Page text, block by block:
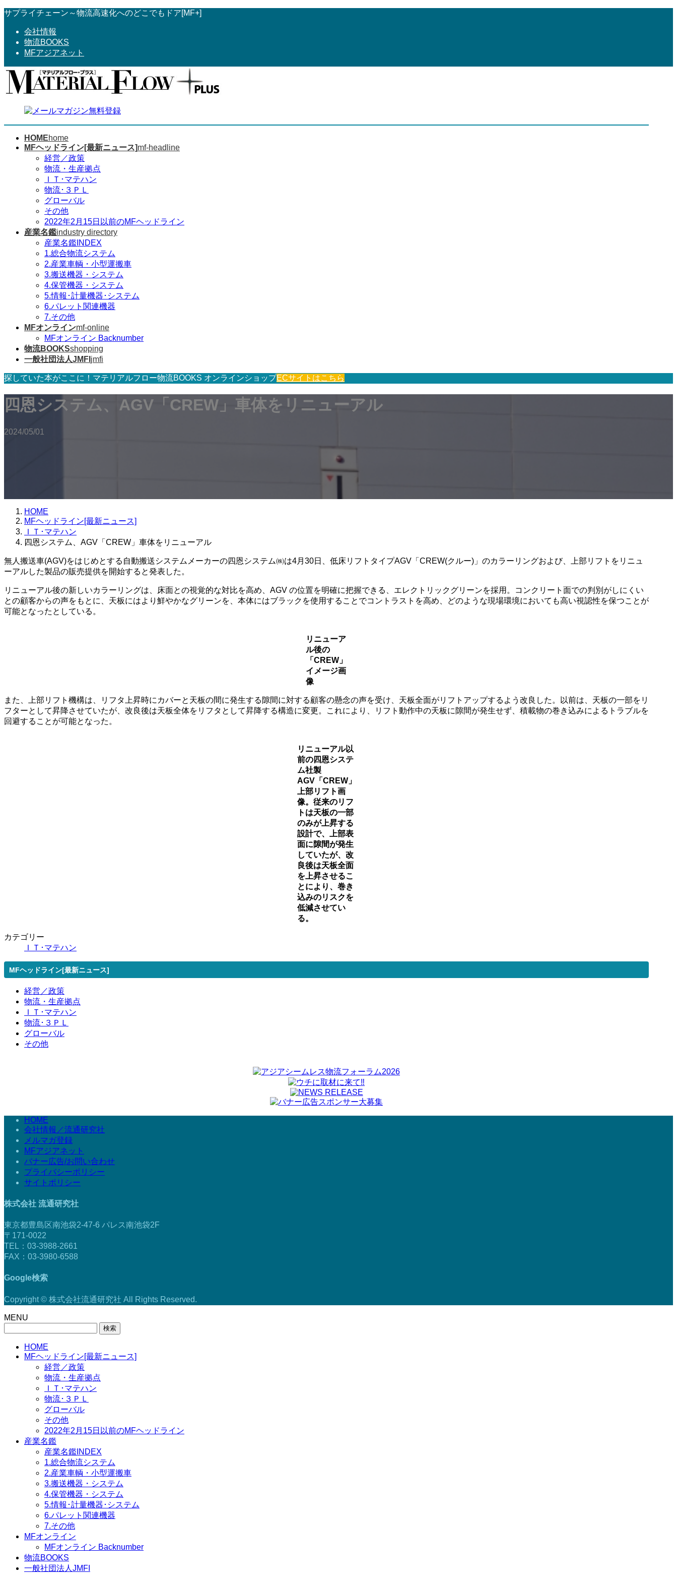
コ
へ
ス
ナ
ョ
ン
サプライチェーン～物流高速化へのどこでもドア[MF+]
会社情報
物流BOOKS
MFアジアネット
HOMEhome
MFヘッドライン[最新ニュース]mf-headline
経営／政策
物流・生産拠点
ＩＴ･マテハン
物流･３ＰＬ
グローバル
その他
2022年2月15日以前のMFヘッドライン
産業名鑑industry directory
産業名鑑INDEX
1.総合物流システム
2.産業車輌・小型運搬車
3.搬送機器・システム
4.保管機器・システム
5.情報･計量機器･システム
6.パレット関連機器
7.その他
MFオンラインmf-online
MFオンライン Backnumber
物流BOOKSshopping
一般社団法人JMFI jmfi
探していた本がここに！マテリアルフロー物流BOOKS オンラインショップECサイトはこちら
四恩システム、AGV「CREW」車体をリニューアル
2024/05/01
HOME
MFヘッドライン[最新ニュース]
ＩＴ･マテハン
四恩システム、AGV「CREW」車体をリニューアル
無人搬送車(AGV)をはじめとする自動搬送システムメーカーの四恩システム㈱は4月30日、低床リフトタイプAGV「CREW(クルー)」のカラーリングおよび、上部リフトをリニュ
ーアルした製品の販売提供を開始すると発表した。
リニューアル後の新しいカラーリングは、床面との視覚的な対比を高め、AGV の位置を明確に把握できる、エレクトリックグリーンを採用。コンクリート面での判別がしにくい
との顧客からの声をもとに、天板にはより鮮やかなグリーンを、本体にはブラックを使用することでコントラストを高め、どのような現場環境においても高い視認性を保つことが
可能となったとしている。
リニューア
ル後の
「CREW」
イメージ画
像
また、上部リフト機構は、リフタ上昇時にカバーと天板の間に発生する隙間に対する顧客の懸念の声を受け、天板全面がリフトアップするよう改良した。以前は、天板の一部をリ
フターとして昇降させていたが、改良後は天板全体をリフタとして昇降する構造に変更。これにより、リフト動作中の天板に隙間が発生せず、積載物の巻き込みによるトラブルを
回避することが可能となった。
リニューアル以
前の四恩システ
ム社製
AGV「CREW」
上部リフト画
像。従来のリフ
トは天板の一部
のみが上昇する
設計で、上部表
面に隙間が発生
していたが、改
良後は天板全面
を上昇させるこ
とにより、巻き
込みのリスクを
低減させてい
る。
カテゴリー
ＩＴ･マテハン
MFヘッドライン[最新ニュース]
経営／政策
物流・生産拠点
ＩＴ･マテハン
物流･３ＰＬ
グローバル
その他
HOME
会社情報／流通研究社
メルマガ登録
MFアジアネット
バナー広告/お問い合わせ
プライバシーポリシー
サイトポリシー
株式会社 流通研究社
東京都豊島区南池袋2-47-6 パレス南池袋2F
〒171-0022
TEL：03-3988-2661
FAX：03-3980-6588
Google検索
Copyright © 株式会社流通研究社 All Rights Reserved.
MENU
HOME
MFヘッドライン[最新ニュース]
経営／政策
物流・生産拠点
ＩＴ･マテハン
物流･３ＰＬ
グローバル
その他
2022年2月15日以前のMFヘッドライン
産業名鑑
産業名鑑INDEX
1.総合物流システム
2.産業車輌・小型運搬車
3.搬送機器・システム
4.保管機器・システム
5.情報･計量機器･システム
6.パレット関連機器
7.その他
MFオンライン
MFオンライン Backnumber
物流BOOKS
一般社団法人JMFI